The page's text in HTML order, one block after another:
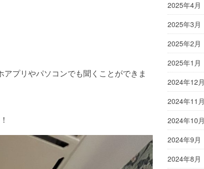
リやパソコンでも聞くことができま
2025年4月
2025年3月
2025年2月
2025年1月
2024年12月
2024年11月
2024年10月
2024年9月
2024年8月